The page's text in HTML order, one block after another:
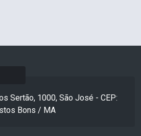
Sertão, 1000, São José - CEP:
Bons / MA